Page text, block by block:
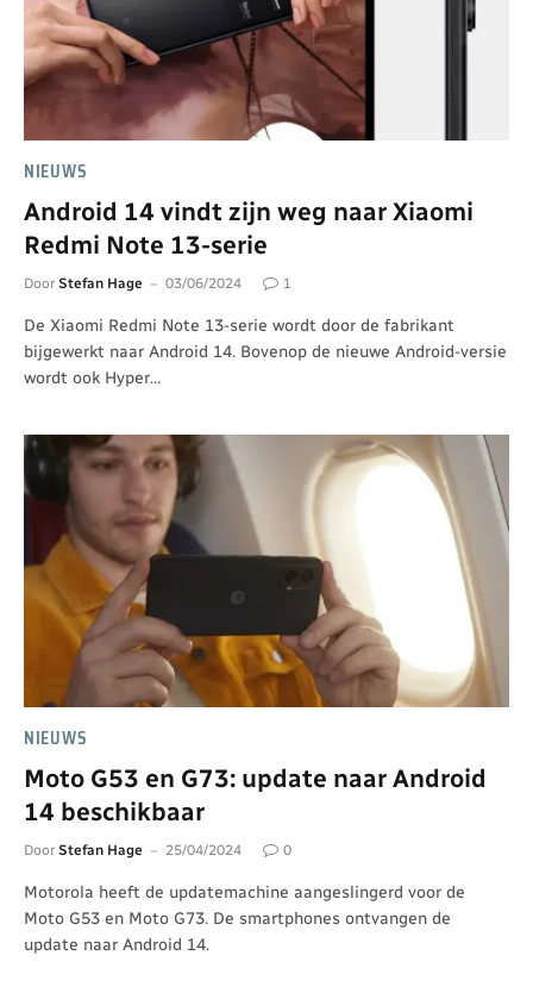
NIEUWS
Android 14 vindt zijn weg naar Xiaomi
Redmi Note 13-serie
Door Stefan Hage 03/06/2024 1
De Xiaomi Redmi Note 13-serie wordt door de fabrikant
bijgewerkt naar Android 14. Bovenop de nieuwe Android-versie
wordt ook Hyper…
NIEUWS
Moto G53 en G73: update naar Android
14 beschikbaar
Door Stefan Hage 25/04/2024 0
Motorola heeft de updatemachine aangeslingerd voor de
Moto G53 en Moto G73. De smartphones ontvangen de
update naar Android 14.